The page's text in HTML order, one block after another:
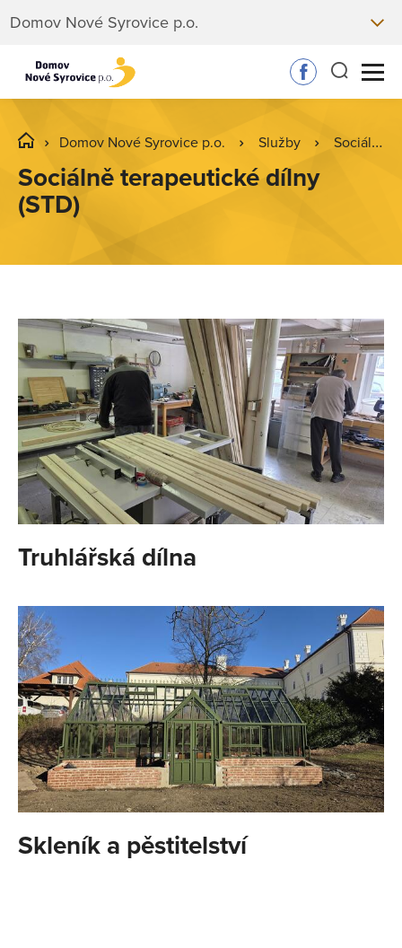
Domov Nové Syrovice p.o.
Domov Nové Syrovice p.o. Služby Sociálně terapeutické dílny (STD)
Sociálně terapeutické dílny
(STD)
Truhlářská dílna
Skleník a pěstitelství